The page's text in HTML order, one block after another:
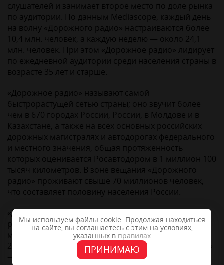
слушателей и занимает второе место по доле рынка
по аудитории. По данным Mediascope, каждый день
на волну «Дорожного радио» настраиваются более
10,4 млн. человек, а каждую неделю — около 24,1
млн. человек. При этом «Дорожное радио» лидирует
по ежедневной аудитории среди населения страны в
возрасте 35 лет и старше.
«Дорожное радио» называют самой
быстрорастущей сетью страны; оно звучит более
чем в 670 городах России, России, в Молдове и в
Казахстане, а также на всех основных российских
дорожных магистралях и автодорогах федерального
и местного значения, общая протяженность
которых оценивается Росавтодором в 1 миллион 100
тысяч километров. В зоне вещания «Дорожного
радио» проживают свыше 70 миллионов человек,
что составляет половину населения России.
«Дорожное радио» входит в состав крупнейшего
радиохолдинга страны — «Европейской
медиагруппы». Радиостанция начала вещание в
2003 году. Формат, основанный на правиле трех «Д»
— Доброе, Душевное, Дорожное – оказался близок
Мы используем файлы cookie. Продолжая находиться
на сайте, вы соглашаетесь с этим на условиях,
указанных в правилах
ПРИНИМАЮ